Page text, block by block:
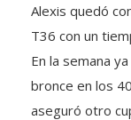
Alexis quedó
T36 con un
En la semana
bronce en los
aseguró otro